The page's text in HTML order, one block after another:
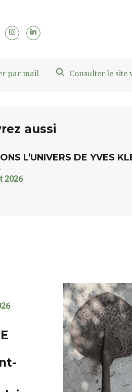
par mail Consulter le site
aussi
L’UNIVERS DE YVES
2026